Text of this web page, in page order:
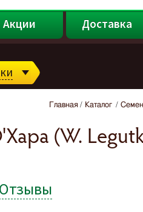
Акции Доставка
Главная Каталог
(W.
Отзывы